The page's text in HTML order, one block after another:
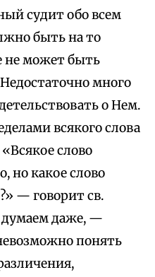
судит обо всем
быть на то
не может быть
много
о Нем.
всякого слова
слово
но какое слово
— говорит св.
даже, —
понять